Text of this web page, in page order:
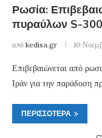
Ρωσία:
πυραύλων S-300
από kedisa.gr 10
Επιβεβαιώνεται από
Ιράν για την παράδοση
ΠΕΡΙΣΣΌΤΕΡΑ